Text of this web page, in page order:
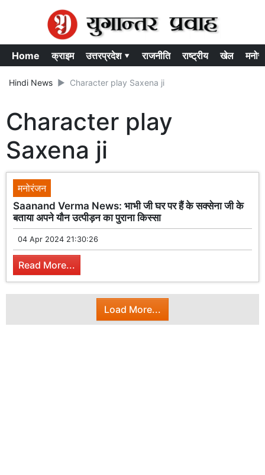
Home क्राइम उत्तरप्रदेश ▾ राजनीति राष्ट्रीय खेल
Hindi News Character play Saxena ji
Character play
Saxena ji
मनोरंजन
Saanand Verma News: भाभी जी घर पर हैं के सक्सेना जी के
बताया अपने यौन उत्पीड़न का पुराना किस्सा
04 Apr 2024 21:30:26
Read More...
Load More...